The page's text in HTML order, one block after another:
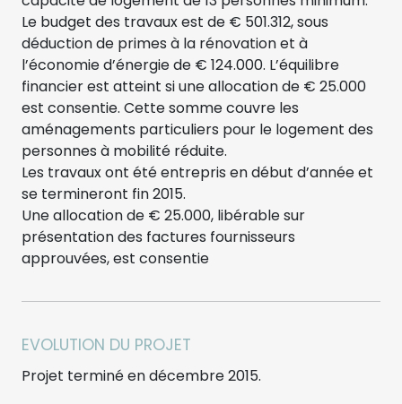
Le budget des travaux est de € 501.312, sous
déduction de primes à la rénovation et à
l’économie d’énergie de € 124.000. L’équilibre
financier est atteint si une allocation de € 25.000
est consentie. Cette somme couvre les
aménagements particuliers pour le logement des
personnes à mobilité réduite.
Les travaux ont été entrepris en début d’année et
se termineront fin 2015.
Une allocation de € 25.000, libérable sur
présentation des factures fournisseurs
approuvées, est consentie
EVOLUTION DU PROJET
Projet terminé en décembre 2015.